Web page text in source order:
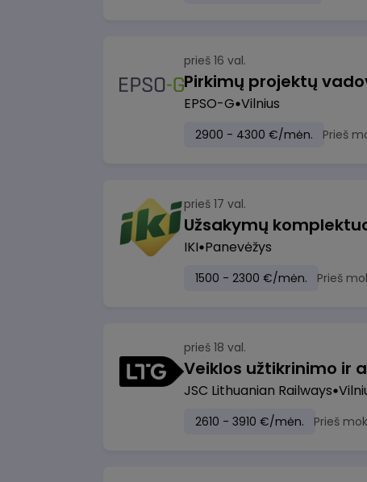
prieš 16 val.
Pirkimų projektų
EPSO-G Vilnius
2900 - 4300 €/mėn. Prieš
prieš 17 val.
IKI Panevėžys
1500 - 2300 €/mėn. Prieš
prieš 18 val.
JSC Lithuanian Railways
2610 - 3910 €/mėn. Prieš